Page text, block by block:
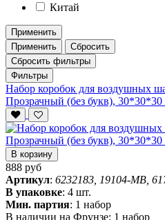
Китай
Применить
Применить
Сбросить
Сбросить фильтры
Фильтры
Набор коробок для воздушных
Прозрачный (без букв),
В корзину
888 руб
Артикул: 6232183, 19104-MB,
В упаковке: 4 шт.
Мин. партия: 1 набор
В наличии на Фрунзе: 1 набор